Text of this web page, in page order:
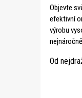
Objevte
efektivní
výrobu
Od